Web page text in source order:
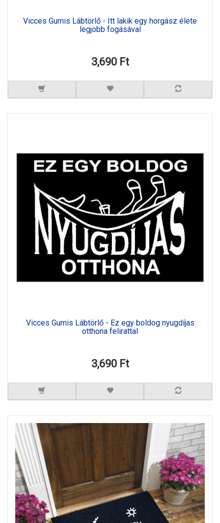
Vicces Gumis Lábtörlő - Itt lakik egy horgász élete
legjobb fogásával
3,690 Ft
Vicces Gumis Lábtörlő - Ez egy boldog nyugdíjas
otthona felirattal
3,690 Ft